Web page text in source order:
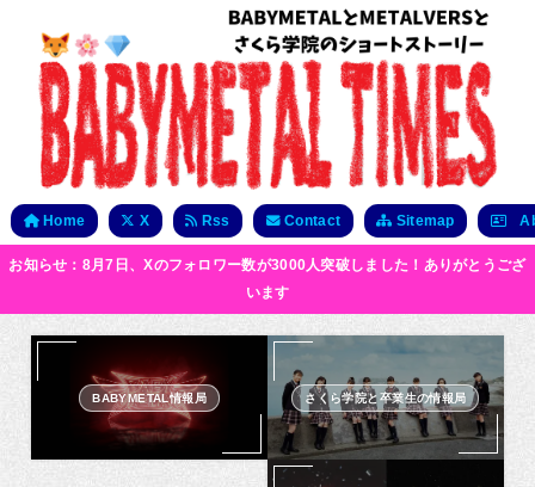
Home X Rss Contact Sitemap
お知らせ：8月7日、Xのフォロワー数が3000人突破しました！ありがとうござ
います
BABYMETAL情報局 さくら学院と卒業生の情報局